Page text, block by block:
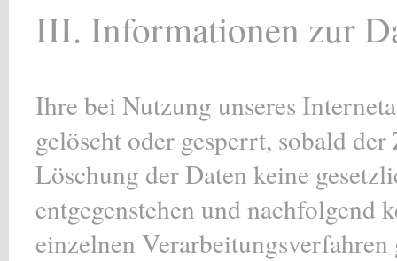
III. Informationen zur
Ihre bei Nutzung unseres
gelöscht oder gesperrt, sobald
Löschung der Daten keine
entgegenstehen und nachfolgend
einzelnen Verarbeitungsverfahren